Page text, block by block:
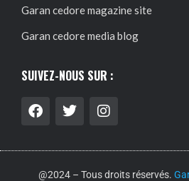
Garan cedore magazine site
Garan cedore media blog
SUIVEZ-NOUS SUR :
@2024 – Tous droits réservés.